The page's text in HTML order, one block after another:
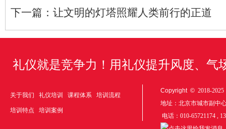
下一篇： 让文明的灯塔照耀人类前行的正道
礼仪就是竞争力！用礼仪提升风度、气
关于我们 礼仪培训 课程体系 培训流程
培训特点 培训案例
Copyright © 2018-
地址：北京市城市副中
电话：010-65721174 ,